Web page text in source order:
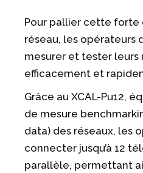
Pour pallier cette forte
réseau, les opérateurs
mesurer et tester leurs
efficacement et
Grâce au XCAL-Pu12,
de mesure
data) des réseaux, les
connecter jusqu’à 12
parallèle, permettant